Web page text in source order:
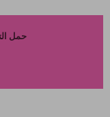
حمل